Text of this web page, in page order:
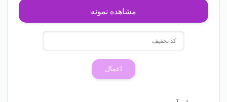
مشاهده نمونه
اعمال